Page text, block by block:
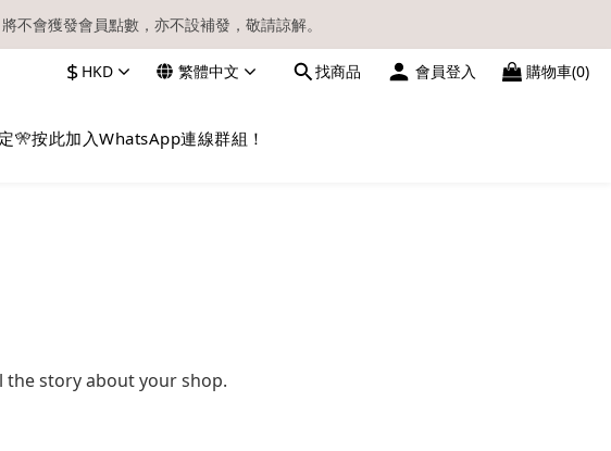
都需要訂貨喔！
不會獲發會員點數，亦不設補發，敬請諒解。
出貨，下單後敬請留意電郵信箱。
$ HKD 繁體中文 找商品 會員登入 購物車(0)
🎌按此加入WhatsApp連線群組！
story about your shop.